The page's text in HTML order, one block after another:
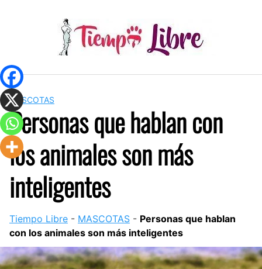
MASCOTAS
Personas que hablan con
los animales son más
inteligentes
Tiempo Libre - MASCOTAS - Personas que hablan
con los animales son más inteligentes